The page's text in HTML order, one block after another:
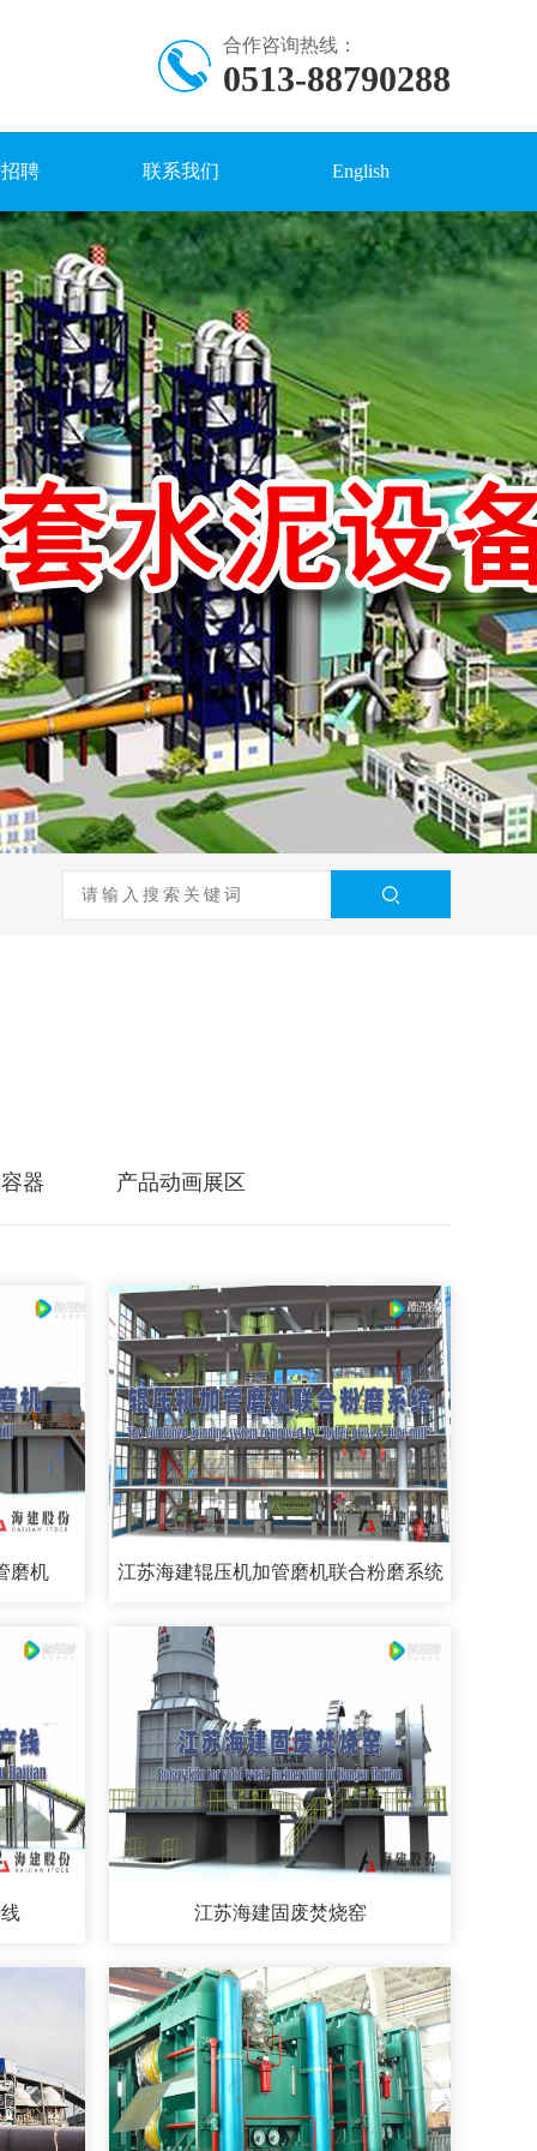
合作咨询热线：
0513-88790288
聘 联系我们 English
器 产品动画展区
磨机 江苏海建辊压机加管磨机联合粉磨系统
江苏海建固废焚烧窑